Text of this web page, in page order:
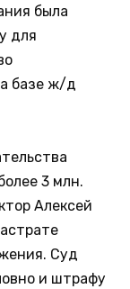
была
для
базе ж/д
3 млн.
Алексей
Суд
и штрафу